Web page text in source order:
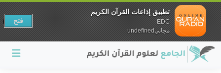
تطبيق إذاعات القرآن الكريم
EDC
مجانيundefined
فتح